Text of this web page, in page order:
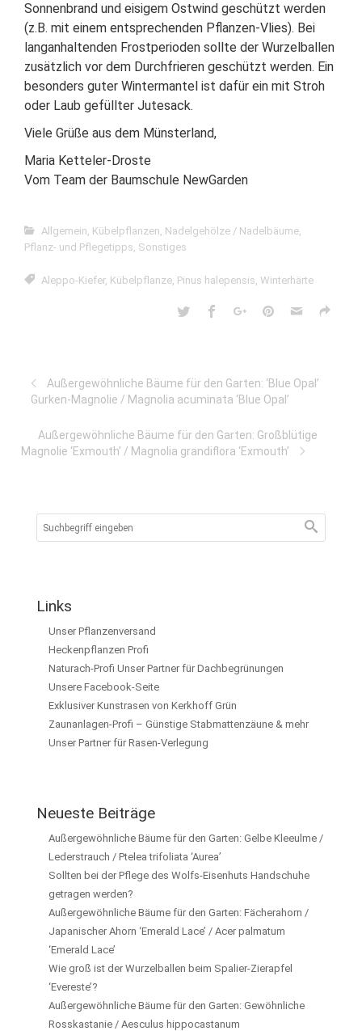
Sonnenbrand und eisigem Ostwind geschützt werden
(z.B. mit einem entsprechenden Pflanzen-Vlies). Bei
langanhaltenden Frostperioden sollte der Wurzelballen
zusätzlich vor dem Durchfrieren geschützt werden. Ein
besonders guter Wintermantel ist dafür ein mit Stroh
oder Laub gefüllter Jutesack.
Viele Grüße aus dem Münsterland,
Maria Ketteler-Droste
Vom Team der Baumschule NewGarden
Allgemein, Kübelpflanzen, Nadelgehölze / Nadelbäume,
Pflanz- und Pflegetipps, Sonstiges
Aleppo-Kiefer, Kübelpflanze, Pinus halepensis, Winterhärte
Außergewöhnliche Bäume für den Garten: ‘Blue Opal’
Gurken-Magnolie / Magnolia acuminata ‘Blue Opal’
Außergewöhnliche Bäume für den Garten: Großblütige
Magnolie ‘Exmouth’ / Magnolia grandiflora ‘Exmouth’
Links
Unser Pflanzenversand
Heckenpflanzen Profi
Naturach-Profi Unser Partner für Dachbegrünungen
Unsere Facebook-Seite
Exklusiver Kunstrasen von Kerkhoff Grün
Zaunanlagen-Profi – Günstige Stabmattenzäune & mehr
Unser Partner für Rasen-Verlegung
Neueste Beiträge
Außergewöhnliche Bäume für den Garten: Gelbe Kleeulme /
Lederstrauch / Ptelea trifoliata ‘Aurea’
Sollten bei der Pflege des Wolfs-Eisenhuts Handschuhe
getragen werden?
Außergewöhnliche Bäume für den Garten: Fächerahorn /
Japanischer Ahorn ‘Emerald Lace’ / Acer palmatum
‘Emerald Lace’
Wie groß ist der Wurzelballen beim Spalier-Zierapfel
‘Evereste’?
Außergewöhnliche Bäume für den Garten: Gewöhnliche
Rosskastanie / Aesculus hippocastanum